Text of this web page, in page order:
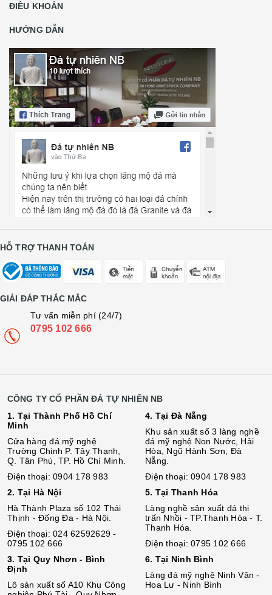
ĐIỀU KHOẢN
HƯỚNG DẪN
HỖ TRỢ THANH TOÁN
GIẢI ĐÁP THẮC MẮC
Tư vấn miễn phí (24/7)
0795 102 666
CÔNG TY CỔ PHẦN ĐÁ TỰ NHIÊN NB
1. Tại Thành Phố Hồ Chí
Minh
Cửa hàng đá mỹ nghệ
Trường Chinh P. Tây Thạnh,
Q. Tân Phú, TP. Hồ Chí Minh.
Điện thoại: 0904 178 983
2. Tại Hà Nội
Hà Thành Plaza số 102 Thái
Thịnh - Đống Đa - Hà Nội.
Điện thoại: 024 62592629 -
0795 102 666
3. Tại Quy Nhơn - Bình
Định
Lô sản xuất số A10 Khu Công
4. Tại Đà Nẵng
Khu sản xuất số 3 làng nghề
đá mỹ nghệ Non Nước, Hải
Hòa, Ngũ Hành Sơn, Đà
Nẵng.
Điện thoại: 0904 178 983
5. Tại Thanh Hóa
Làng nghề sản xuất đá thị
trấn Nhồi - TP.Thanh Hóa - T.
Thanh Hóa.
Điện thoại: 0795 102 666
6. Tại Ninh Bình
Làng đá mỹ nghệ Ninh Vân -
Hoa Lư - Ninh Bình